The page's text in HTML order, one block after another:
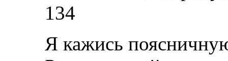
134
Я кажись